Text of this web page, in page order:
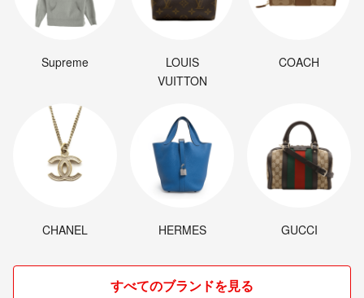
Supreme
LOUIS
VUITTON
COACH
CHANEL HERMES GUCCI
すべてのブランドを見る